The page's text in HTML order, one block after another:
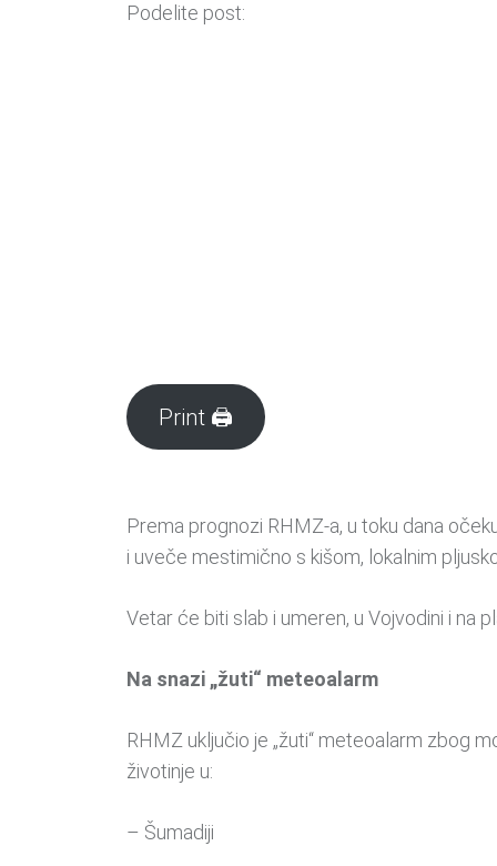
Podelite post:
Print 🖨
Prema prognozi RHMZ-a, u toku dana
i uveče mestimično s kišom, lokalnim
Vetar će biti slab i umeren, u Vojvodini i na
Na snazi „žuti“ meteoalarm
RHMZ uključio je „žuti“ meteoalarm zbog
životinje u:
– Šumadiji